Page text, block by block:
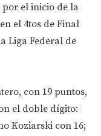
el inicio de la
el 4tos de Final
Liga Federal de
con 19 puntos,
el doble dígito:
Koziarski con 16;